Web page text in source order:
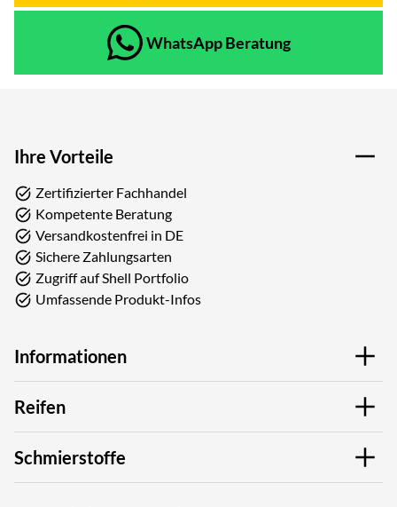
WhatsApp Beratung
Ihre Vorteile
Zertifizierter Fachhandel
Kompetente Beratung
Versandkostenfrei in DE
Sichere Zahlungsarten
Zugriff auf Shell Portfolio
Umfassende Produkt-Infos
Informationen
Reifen
Schmierstoffe